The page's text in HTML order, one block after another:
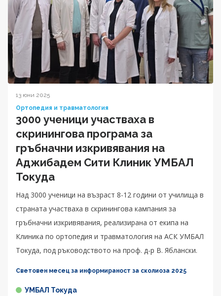
13 юни 2025
Ортопедия и травматология
3000 ученици участваха в
скринингова програма за
гръбначни изкривявания на
Аджибадем Сити Клиник УМБАЛ
Токуда
Над 3000 ученици на възраст 8-12 години от училища в
страната участваха в скринингова кампания за
гръбначни изкривявания, реализирана от екипа на
Клиника по ортопедия и травматология на АСК УМБАЛ
Токуда, под ръководството на проф. д-р В. Яблански.
Световен месец за информираност за сколиоза 2025
УМБАЛ Токуда